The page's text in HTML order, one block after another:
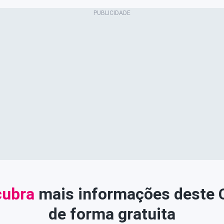
mais informações deste
de forma gratuita